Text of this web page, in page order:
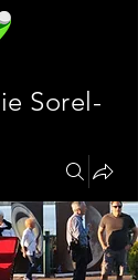
Sorel-